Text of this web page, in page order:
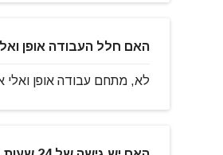
האם חלל העבודה אופן
לא, מתחם עבודה אופן ואלי